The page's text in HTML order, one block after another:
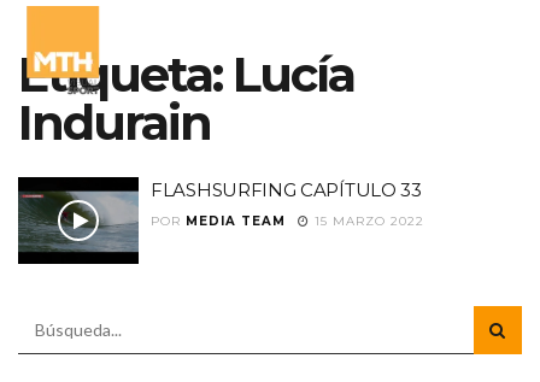
Etiqueta: Lucía
Indurain
FLASHSURFING CAPÍTULO 33
POR MEDIA TEAM 15 MARZO 2022